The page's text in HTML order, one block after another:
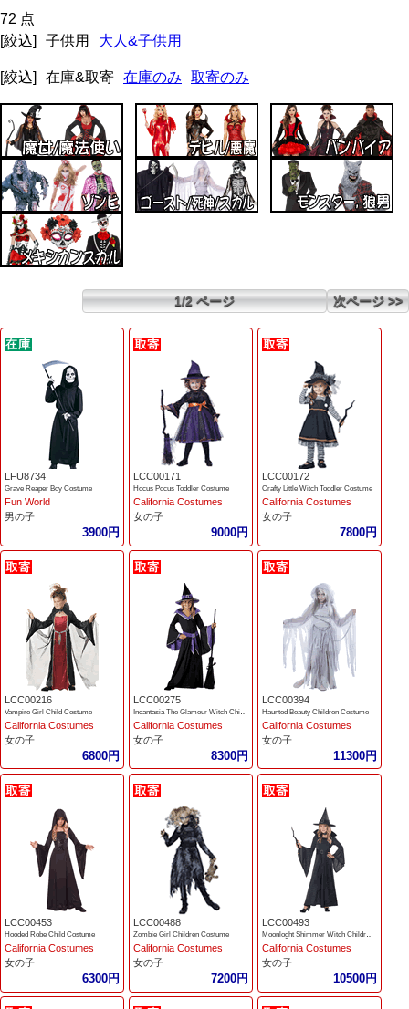
72 点
[絞込]
子供用 大人&子供用
[絞込] 在庫&取寄 在庫のみ 取寄のみ
1/2 ページ 次ページ >>
LFU8734
Grave Reaper Boy Costume
Fun World
男の子
3900円
LCC00171
Hocus Pocus Toddler Costume
California Costumes
女の子
9000円
LCC00172
Crafty Little Witch Toddler Costume
California Costumes
女の子
7800円
LCC00216
Vampire Girl Child Costume
California Costumes
女の子
6800円
LCC00275
Incantasia The Glamour Witch Children Costume
California Costumes
女の子
8300円
LCC00394
Haunted Beauty Children Costume
California Costumes
女の子
11300円
LCC00453
Hooded Robe Child Costume
California Costumes
女の子
6300円
LCC00488
Zombie Girl Children Costume
California Costumes
女の子
7200円
LCC00493
Moonloght Shimmer Witch Children Costume
California Costumes
女の子
10500円